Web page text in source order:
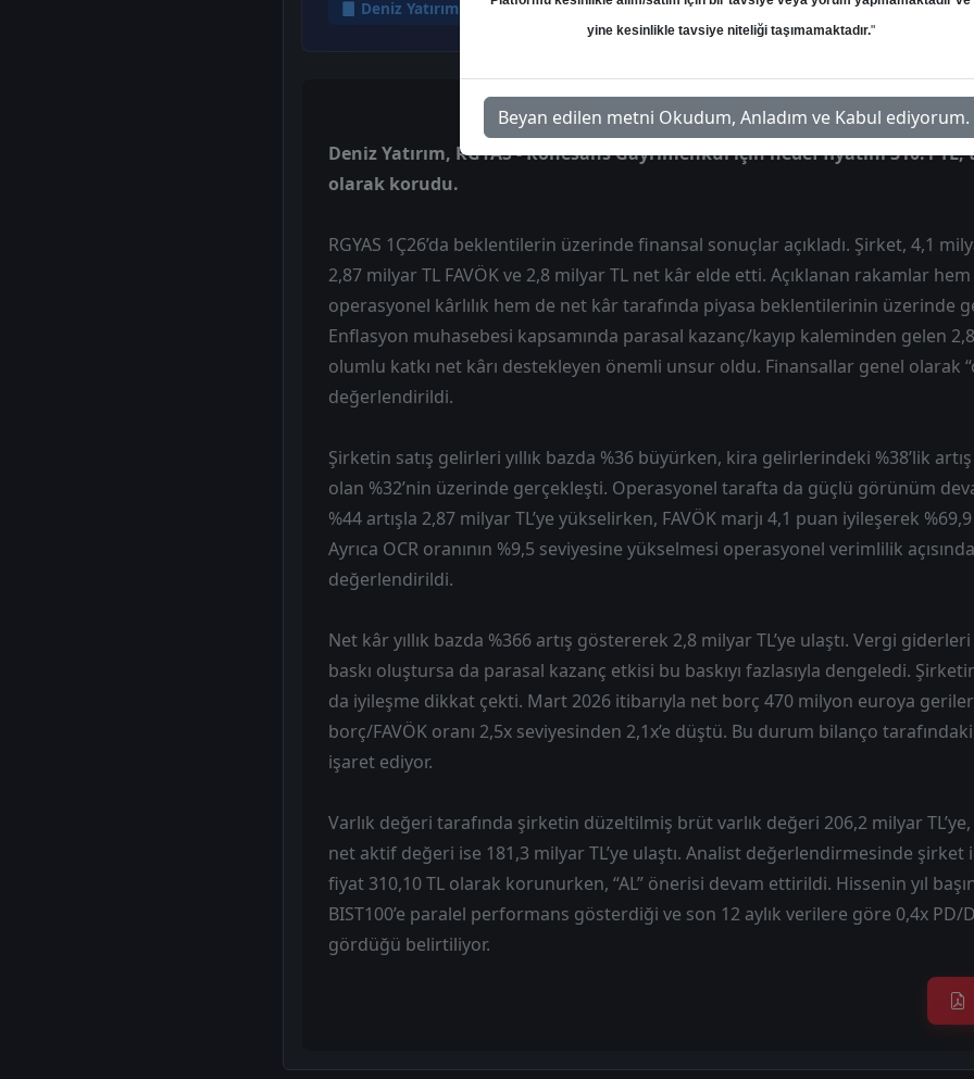
Deniz Yatırım Hedef: 310.10 ₺ Potansiyel: %55.05
Deniz Yatırım, RGYAS - Rönesans Gayrimenkul için hedef fiyatını 310.1
olarak korudu.
RGYAS 1Ç26’da beklentilerin üzerinde finansal sonuçlar açıkladı. Şirket, 4,1
2,87 milyar TL FAVÖK ve 2,8 milyar TL net kâr elde etti. Açıklanan rakamlar
operasyonel kârlılık hem de net kâr tarafında piyasa beklentilerinin üzerinde
Enflasyon muhasebesi kapsamında parasal kazanç/kayıp kaleminden gelen
olumlu katkı net kârı destekleyen önemli unsur oldu. Finansallar genel olarak
değerlendirildi.
Şirketin satış gelirleri yıllık bazda %36 büyürken, kira gelirlerindeki %38’lik
olan %32’nin üzerinde gerçekleşti. Operasyonel tarafta da güçlü görünüm
%44 artışla 2,87 milyar TL’ye yükselirken, FAVÖK marjı 4,1 puan iyileşerek
Ayrıca OCR oranının %9,5 seviyesine yükselmesi operasyonel verimlilik
değerlendirildi.
Net kâr yıllık bazda %366 artış göstererek 2,8 milyar TL’ye ulaştı. Vergi
baskı oluştursa da parasal kazanç etkisi bu baskıyı fazlasıyla dengeledi.
da iyileşme dikkat çekti. Mart 2026 itibarıyla net borç 470 milyon euroya
borç/FAVÖK oranı 2,5x seviyesinden 2,1x’e düştü. Bu durum bilanço
işaret ediyor.
Varlık değeri tarafında şirketin düzeltilmiş brüt varlık değeri 206,2 milyar
net aktif değeri ise 181,3 milyar TL’ye ulaştı. Analist değerlendirmesinde şirket
fiyat 310,10 TL olarak korunurken, “AL” önerisi devam ettirildi. Hissenin yıl
BIST100’e paralel performans gösterdiği ve son 12 aylık verilere göre 0,4x PD/
gördüğü belirtiliyor.
yine kesinlikle tavsiye niteliği taşımamaktadır."
Beyan edilen metni Okudum, Anladım ve Kabul ediyorum.